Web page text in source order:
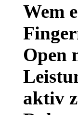
Wem
Open
aktiv